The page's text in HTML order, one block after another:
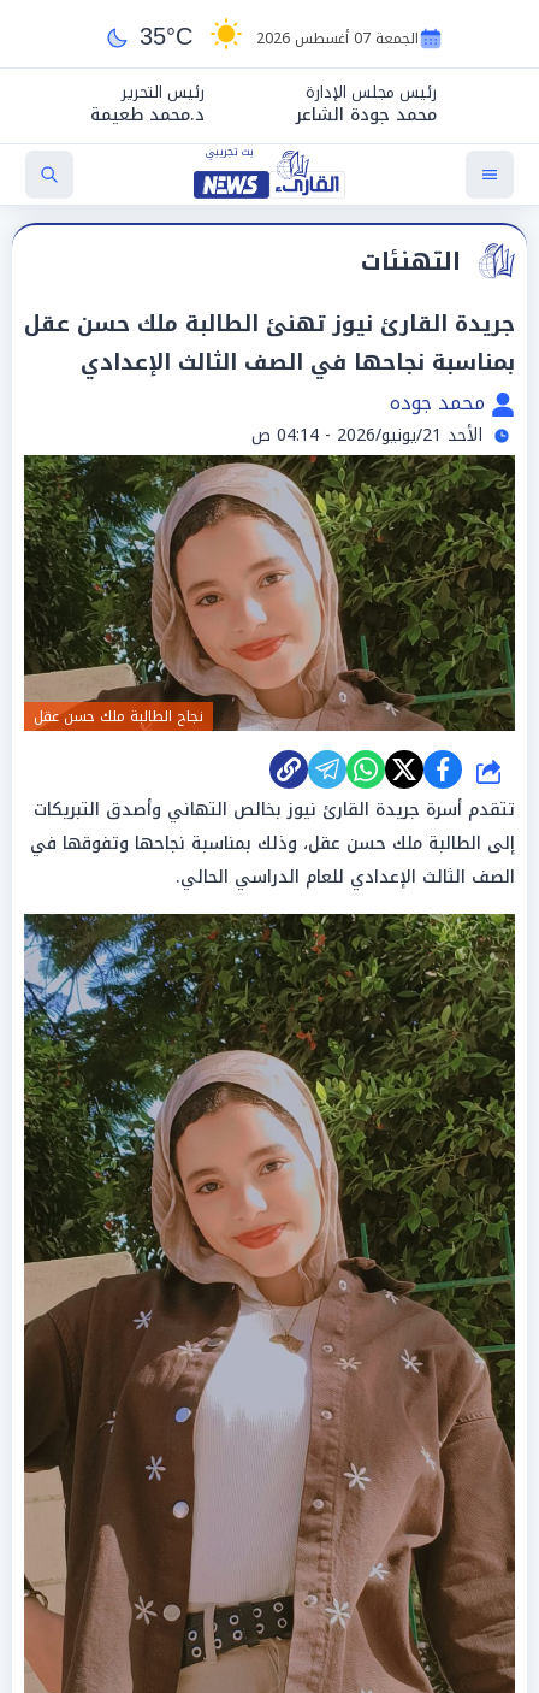
الجمعة 07 أغسطس 2026 35°C
رئيس مجلس الإدارة
محمد جودة الشاعر
رئيس التحرير
د.محمد طعيمة
التهنئات
جريدة القارئ نيوز تهنئ الطالبة ملك حسن عقل
بمناسبة نجاحها في الصف الثالث الإعدادي
محمد جوده
الأحد 21/يونيو/2026 - 04:14 ص
نجاح الطالبة ملك حسن عقل
شارك
تتقدم أسرة جريدة القارئ نيوز بخالص التهاني وأصدق التبريكات
إلى الطالبة ملك حسن عقل، وذلك بمناسبة نجاحها وتفوقها في
الصف الثالث الإعدادي للعام الدراسي الحالي.